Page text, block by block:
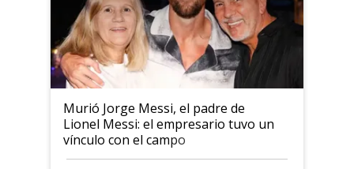
Murió Jorge Messi, el padre de
Lionel Messi: el empresario tuvo un
vínculo con el campo